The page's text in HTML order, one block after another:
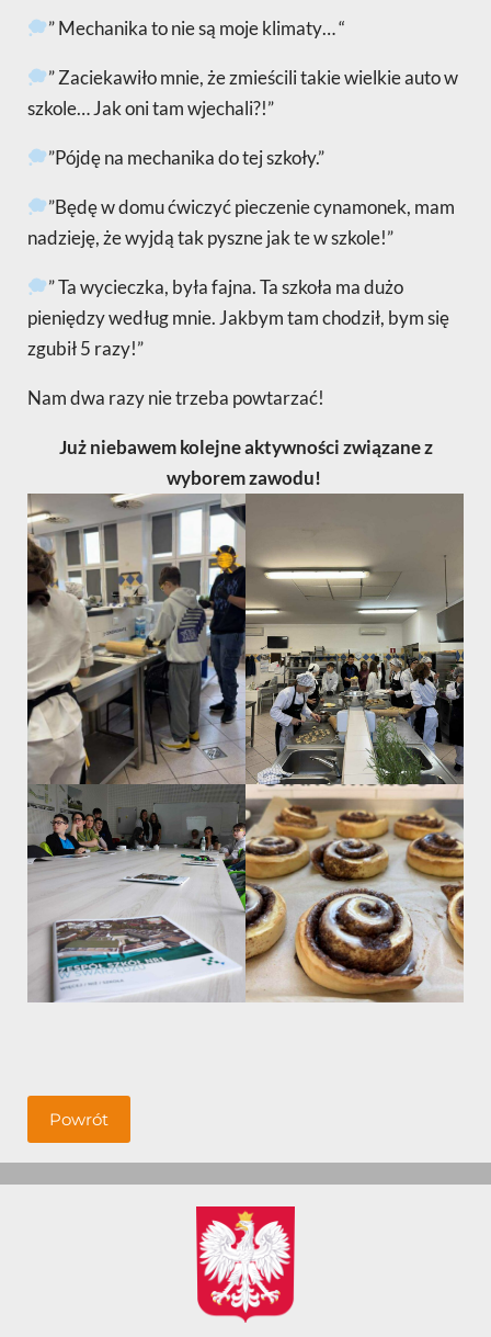
” Mechanika to nie są moje klimaty… “
” Zaciekawiło mnie, że zmieścili takie wielkie auto w
szkole… Jak oni tam wjechali?!”
”Pójdę na mechanika do tej szkoły.”
”Będę w domu ćwiczyć pieczenie cynamonek, mam
nadzieję, że wyjdą tak pyszne jak te w szkole!”
” Ta wycieczka, była fajna. Ta szkoła ma dużo
pieniędzy według mnie. Jakbym tam chodził, bym się
zgubił 5 razy!”
Nam dwa razy nie trzeba powtarzać!
Już niebawem kolejne aktywności związane z
wyborem zawodu!
Powrót